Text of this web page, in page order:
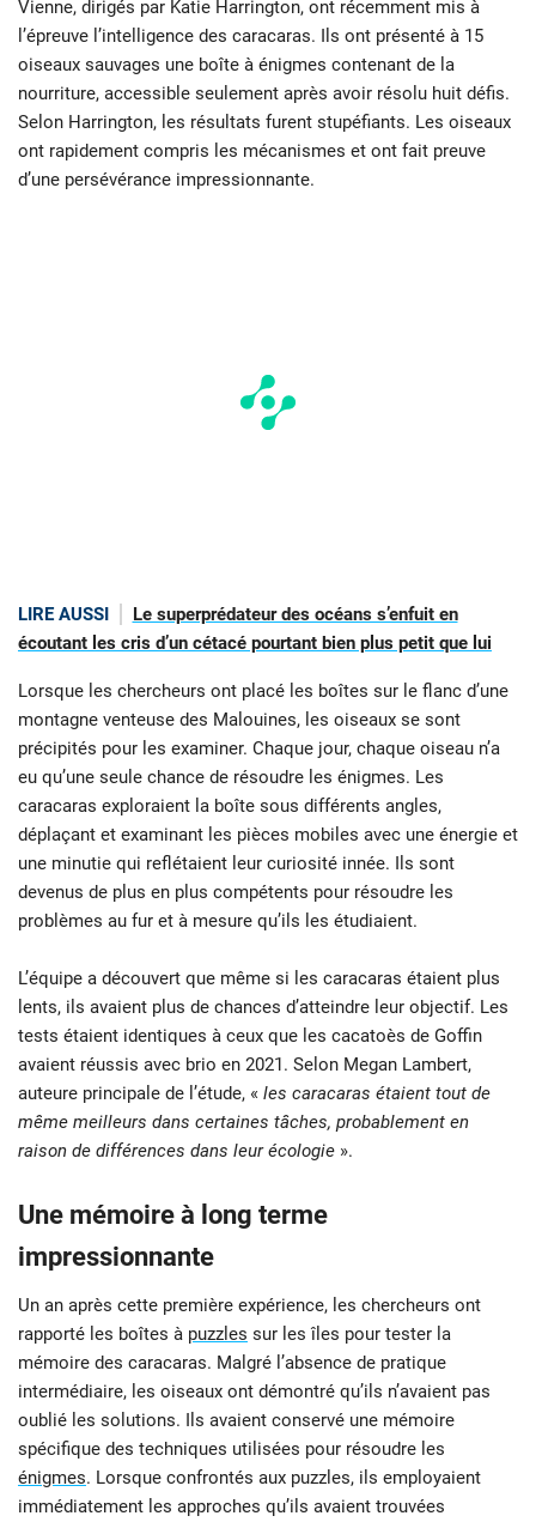
Vienne, dirigés par Katie Harrington, ont récemment mis à
l’épreuve l’intelligence des caracaras. Ils ont présenté à 15
oiseaux sauvages une boîte à énigmes contenant de la
nourriture, accessible seulement après avoir résolu huit défis.
Selon Harrington, les résultats furent stupéfiants. Les oiseaux
ont rapidement compris les mécanismes et ont fait preuve
d’une persévérance impressionnante.
LIRE AUSSI
Le superprédateur des océans s’enfuit en
écoutant les cris d’un cétacé pourtant bien plus petit que lui
Lorsque les chercheurs ont placé les boîtes sur le flanc d’une
montagne venteuse des Malouines, les oiseaux se sont
précipités pour les examiner. Chaque jour, chaque oiseau n’a
eu qu’une seule chance de résoudre les énigmes. Les
caracaras exploraient la boîte sous différents angles,
déplaçant et examinant les pièces mobiles avec une énergie et
une minutie qui reflétaient leur curiosité innée. Ils sont
devenus de plus en plus compétents pour résoudre les
problèmes au fur et à mesure qu’ils les étudiaient.
L’équipe a découvert que même si les caracaras étaient plus
lents, ils avaient plus de chances d’atteindre leur objectif. Les
tests étaient identiques à ceux que les cacatoès de Goffin
avaient réussis avec brio en 2021. Selon Megan Lambert,
auteure principale de l’étude, « les caracaras étaient tout de
même meilleurs dans certaines tâches, probablement en
raison de différences dans leur écologie ».
Une mémoire à long terme
impressionnante
Un an après cette première expérience, les chercheurs ont
rapporté les boîtes à puzzles sur les îles pour tester la
mémoire des caracaras. Malgré l’absence de pratique
intermédiaire, les oiseaux ont démontré qu’ils n’avaient pas
oublié les solutions. Ils avaient conservé une mémoire
spécifique des techniques utilisées pour résoudre les
énigmes. Lorsque confrontés aux puzzles, ils employaient
immédiatement les approches qu’ils avaient trouvées